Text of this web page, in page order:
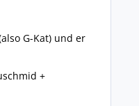
G-Kat) und er
+